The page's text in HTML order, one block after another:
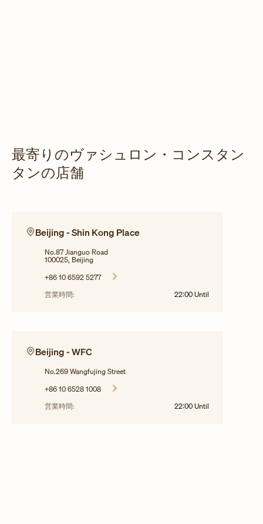
最寄りのヴァシュロン・コンスタン
タンの店舗
Beijing - Shin Kong Place
No.87 Jianguo Road
100025, Beijing
+86 10 6592 5277
営業時間:
22:00 Until
Beijing - WFC
No.269 Wangfujing Street
+86 10 6528 1008
営業時間:
22:00 Until